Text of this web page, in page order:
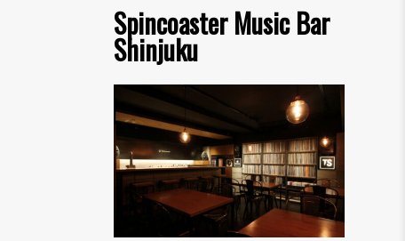
Spincoaster Music Bar
Shinjuku